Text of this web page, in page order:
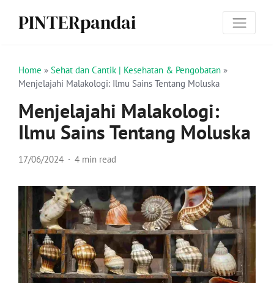
PINTERpandai
Home » Sehat dan Cantik | Kesehatan & Pengobatan »
Menjelajahi Malakologi: Ilmu Sains Tentang Moluska
Menjelajahi Malakologi:
Ilmu Sains Tentang Moluska
17/06/2024 4 min read